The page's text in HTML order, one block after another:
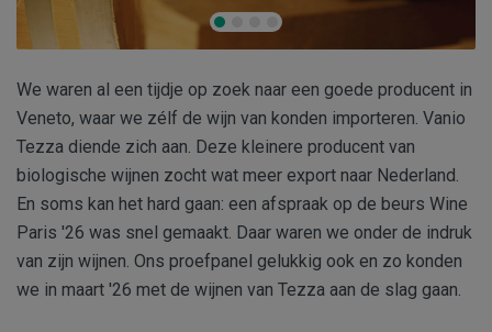
We waren al een tijdje op zoek naar een goede producent in
Veneto, waar we zélf de wijn van konden importeren. Vanio
Tezza diende zich aan. Deze kleinere producent van
biologische wijnen zocht wat meer export naar Nederland.
En soms kan het hard gaan: een afspraak op de beurs Wine
Paris '26 was snel gemaakt. Daar waren we onder de indruk
van zijn wijnen. Ons proefpanel gelukkig ook en zo konden
we in maart '26 met de wijnen van Tezza aan de slag gaan.